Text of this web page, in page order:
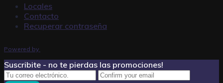
Locales
Contacto
Recuperar contraseña
Powered by
Suscribite - no te pierdas las promociones!